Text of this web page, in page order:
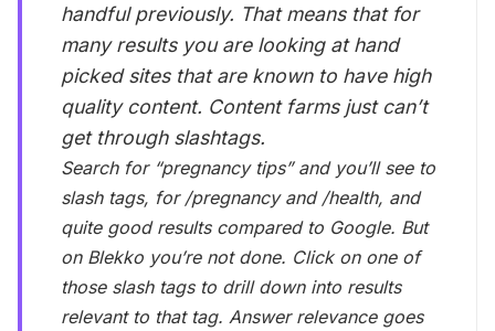
handful previously. That means that for
many results you are looking at hand
picked sites that are known to have high
quality content. Content farms just can’t
get through slashtags.
Search for “pregnancy tips” and you’ll see to
slash tags, for /pregnancy and /health, and
quite good results compared to Google. But
on Blekko you’re not done. Click on one of
those slash tags to drill down into results
relevant to that tag. Answer relevance goes